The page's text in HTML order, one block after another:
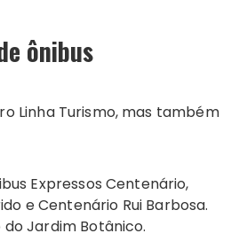
ônibus
Linha Turismo, mas também
Expressos Centenário,
e Centenário Rui Barbosa.
Jardim Botânico.